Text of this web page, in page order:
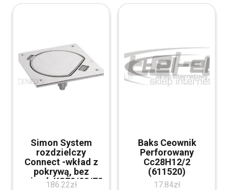
Simon System
rozdzielczy
Connect -wkład z
pokrywą, bez
gniazd, KSE0/23/72
186.22zł
Baks Ceownik
Perforowany
Cc28H12/2
(611520)
17.84zł